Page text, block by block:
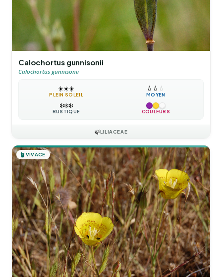
Calochortus gunnisonii
Calochortus gunnisonii
☀️☀️☀️
PLEIN SOLEIL
💧 💧 💧
MOYEN
❄️❄️❄️
RUSTIQUE COULEURS
🍃LILIACEAE
🪴 VIVACE